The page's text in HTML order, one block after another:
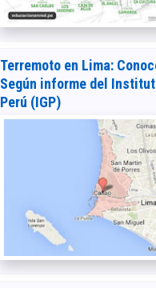
Terremoto en Lima:
Según informe del
Perú (IGP)